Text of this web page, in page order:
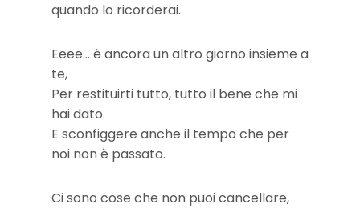
quando lo ricorderai.
Eeee… è ancora un altro giorno insieme a
te,
Per restituirti tutto, tutto il bene che mi
hai dato.
E sconfiggere anche il tempo che per
noi non è passato.
Ci sono cose che non puoi cancellare,